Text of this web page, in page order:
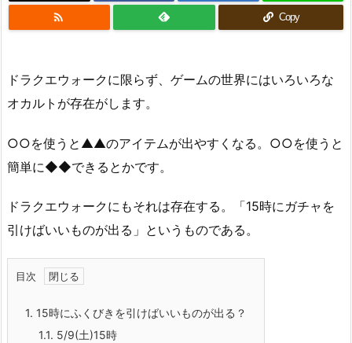
 Copy
ドラクエウォークに限らず、ゲームの世界にはいろいろな
オカルトが存在がします。
○○を使うと▲▲のアイテムが出やすくなる。○○を使うと
簡単に◆◆できるとかです。
ドラクエウォークにもそれは存在する。「15時にガチャを
引けばいいものが出る」というものである。
目次
1. 15時にふくびきを引けばいいものが出る？
1.1. 5/9(土)15時